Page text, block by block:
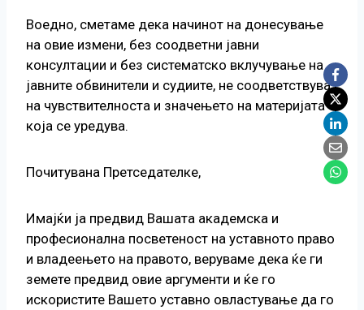
Воедно, сметаме дека начинот на донесување
на овие измени, без соодветни јавни
консултации и без систематско вклучување на
јавните обвинители и судиите, не соодветствува
на чувствителноста и значењето на материјата
која се уредува.
Почитувана Претседателке,
Имајќи ја предвид Вашата академска и
професионална посветеност на уставното право
и владеењето на правото, веруваме дека ќе ги
земете предвид овие аргументи и ќе го
искористите Вашето уставно овластување да го